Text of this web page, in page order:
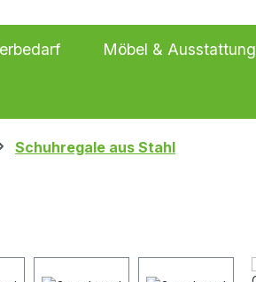
Möbel & Ausstattung
Schuhregale aus Stahl